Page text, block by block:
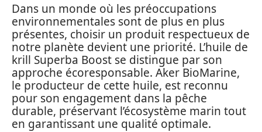
Dans un monde où les préoccupations
environnementales sont de plus en plus
présentes, choisir un produit respectueux de
notre planète devient une priorité. L’huile de
krill Superba Boost se distingue par son
approche écoresponsable. Aker BioMarine,
le producteur de cette huile, est reconnu
pour son engagement dans la pêche
durable, préservant l’écosystème marin tout
en garantissant une qualité optimale.